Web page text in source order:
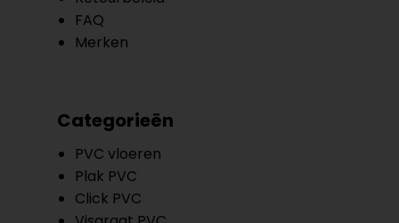
FAQ
Merken
Categorieën
PVC vloeren
Plak PVC
Click PVC